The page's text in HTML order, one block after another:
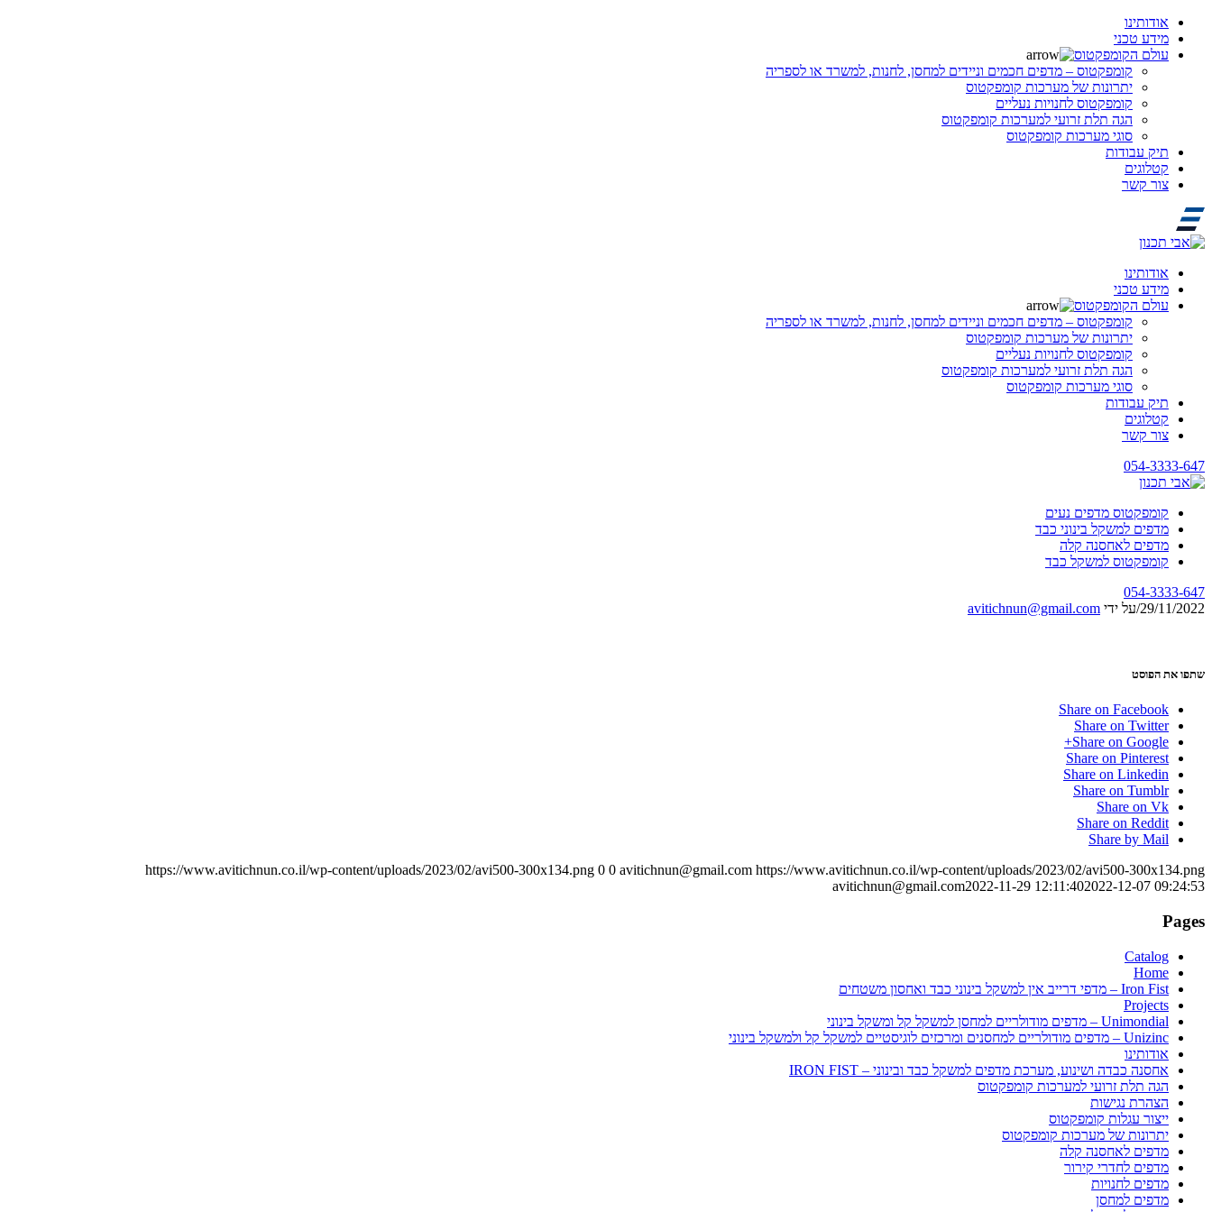
אודותינו
מידע טכני
עולם הקומפקטוס
קומפקטוס – מדפים חכמים וניידים למחסן, לחנות, למשרד או לספריה
יתרונות של מערכות קומפקטוס
קומפקטוס לחנויות נעליים
הגה תלת זרועי למערכות קומפקטוס
סוגי מערכות קומפקטוס
תיק עבודות
קטלוגים
צור קשר
אודותינו
מידע טכני
עולם הקומפקטוס
קומפקטוס – מדפים חכמים וניידים למחסן, לחנות, למשרד או לספריה
יתרונות של מערכות קומפקטוס
קומפקטוס לחנויות נעליים
הגה תלת זרועי למערכות קומפקטוס
סוגי מערכות קומפקטוס
תיק עבודות
קטלוגים
צור קשר
054-3333-647
קומפקטוס מדפים נעים
מדפים למשקל בינוני כבד
מדפים לאחסנה קלה
קומפקטוס למשקל כבד
054-3333-647
29/11/2022
/על ידי avitichnun@gmail.com
שתפו את הפוסט
Share on Facebook
Share on Twitter
Share on Google+
Share on Pinterest
Share on Linkedin
Share on Tumblr
Share on Vk
Share on Reddit
Share by Mail
https://www.avitichnun.co.il/wp-content/uploads/2023/02/avi500-300x134.png 0 0 avitichnun@gmail.com https://www.avitichnun.co.il/wp-content/uploads/2023/02/avi500-300x134.png
avitichnun@gmail.com2022-11-29 12:11:402022-12-07 09:24:53
Pages
Catalog
Home
Iron Fist – מדפי דרייב אין למשקל בינוני כבד ואחסון משטחים
Projects
Unimondial – מדפים מודולריים למחסן למשקל קל ומשקל בינוני
Unizinc – מדפים מודולריים למחסנים ומרכזים לוגיסטיים למשקל קל ולמשקל בינוני
אודותינו
אחסנה כבדה ושינוע, מערכת מדפים למשקל כבד ובינוני – IRON FIST
הגה תלת זרועי למערכות קומפקטוס
הצהרת נגישות
ייצור עגלות קומפקטוס
יתרונות של מערכות קומפקטוס
מדפים לאחסנה קלה
מדפים לחדרי קירור
מדפים לחנויות
מדפים למחסן